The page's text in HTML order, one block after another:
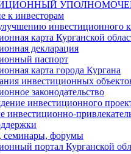
к инвесторам
инвестиционного
карта Курганской
декларация
паспорт
карта города Кургана
инвестиционных
законодательство
инвестиционного
инвестиционно-
семинары, форумы
портал Курганской